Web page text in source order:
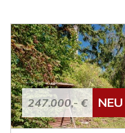
247.000,- € NEU